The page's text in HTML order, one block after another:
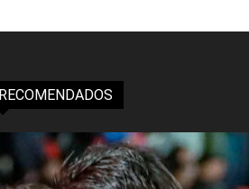
RECOMENDADOS